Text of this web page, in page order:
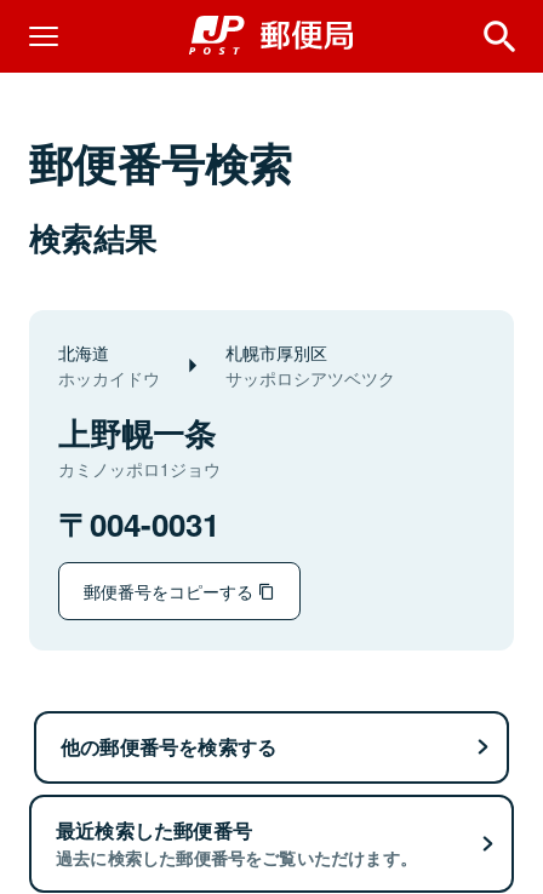
郵便番号検索
検索結果
北海道
ホッカイドウ
札幌市厚別区
サッポロシアツベツク
上野幌一条
カミノッポロ1ジョウ
004-0031
郵便番号をコピーする
他の郵便番号を検索する
最近検索した郵便番号
過去に検索した郵便番号をご覧いただけます。